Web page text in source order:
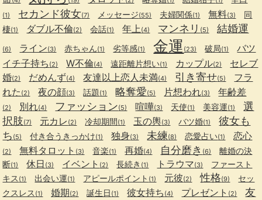
(1) セカンド彼女(7) メッセージ(55) 夫婦関係(1) 無料(3)
同
棲(1) ダブル不倫(2) 会話(1) 年上(4) マンネリ (5) 結婚運
(6) ライン(3) 赤ちゃん(1) 劣等感(1) 金運 (23) 破局(1)
バツ
イチ子持ち (2) W不倫(4) 遠距離片想い(1) カップル(2)
セレブ
婚(2) だめんず(4) 友達以上恋人未満(4) 引き寄せ(5)
フラ
れた (2) 夜の顔(3) 話題(1) 略奪愛(5) 片想われ(3) 年齢差
(2) 別れ(4) ファッション(5) 喧嘩(3) 天使(1) 美容運(1)
選
択肢(7) 元カレ (2) 冷却期間(1) 玉の輿(3) バツ婚(1)
彼女も
ち (5) 付き合うきっかけ(1) 独身(3) 未練(8) 恋愛占い(1) 恋心
(2) 無料タロット (3) 音楽(1) 再婚(4) 自分磨き (6)
離婚の決
断(1) 休日 (3) イベント (2) 長続き (1) トラウマ(3)
ファースト
キス (1) 出会い運(1) アピールポイント (1) 元彼(2) 性格(9)
セッ
クスレス (1) 婚期(2) 誕生日 (1) 彼女持ち (4) プレゼント (2)
友